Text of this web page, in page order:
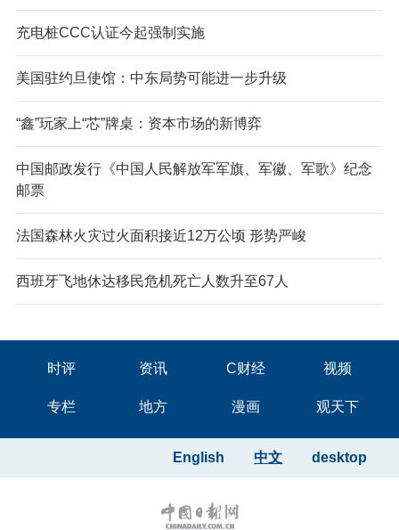
充电桩CCC认证今起强制实施
美国驻约旦使馆：中东局势可能进一步升级
“鑫”玩家上“芯”牌桌：资本市场的新博弈
中国邮政发行《中国人民解放军军旗、军徽、军歌》纪念
邮票
法国森林火灾过火面积接近12万公顷 形势严峻
西班牙飞地休达移民危机死亡人数升至67人
时评 资讯 C财经 视频
专栏 地方 漫画 观天下
desktop
中文
English